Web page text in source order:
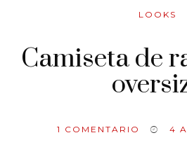
LOOKS
Camiseta de
1 COMENTARIO 4